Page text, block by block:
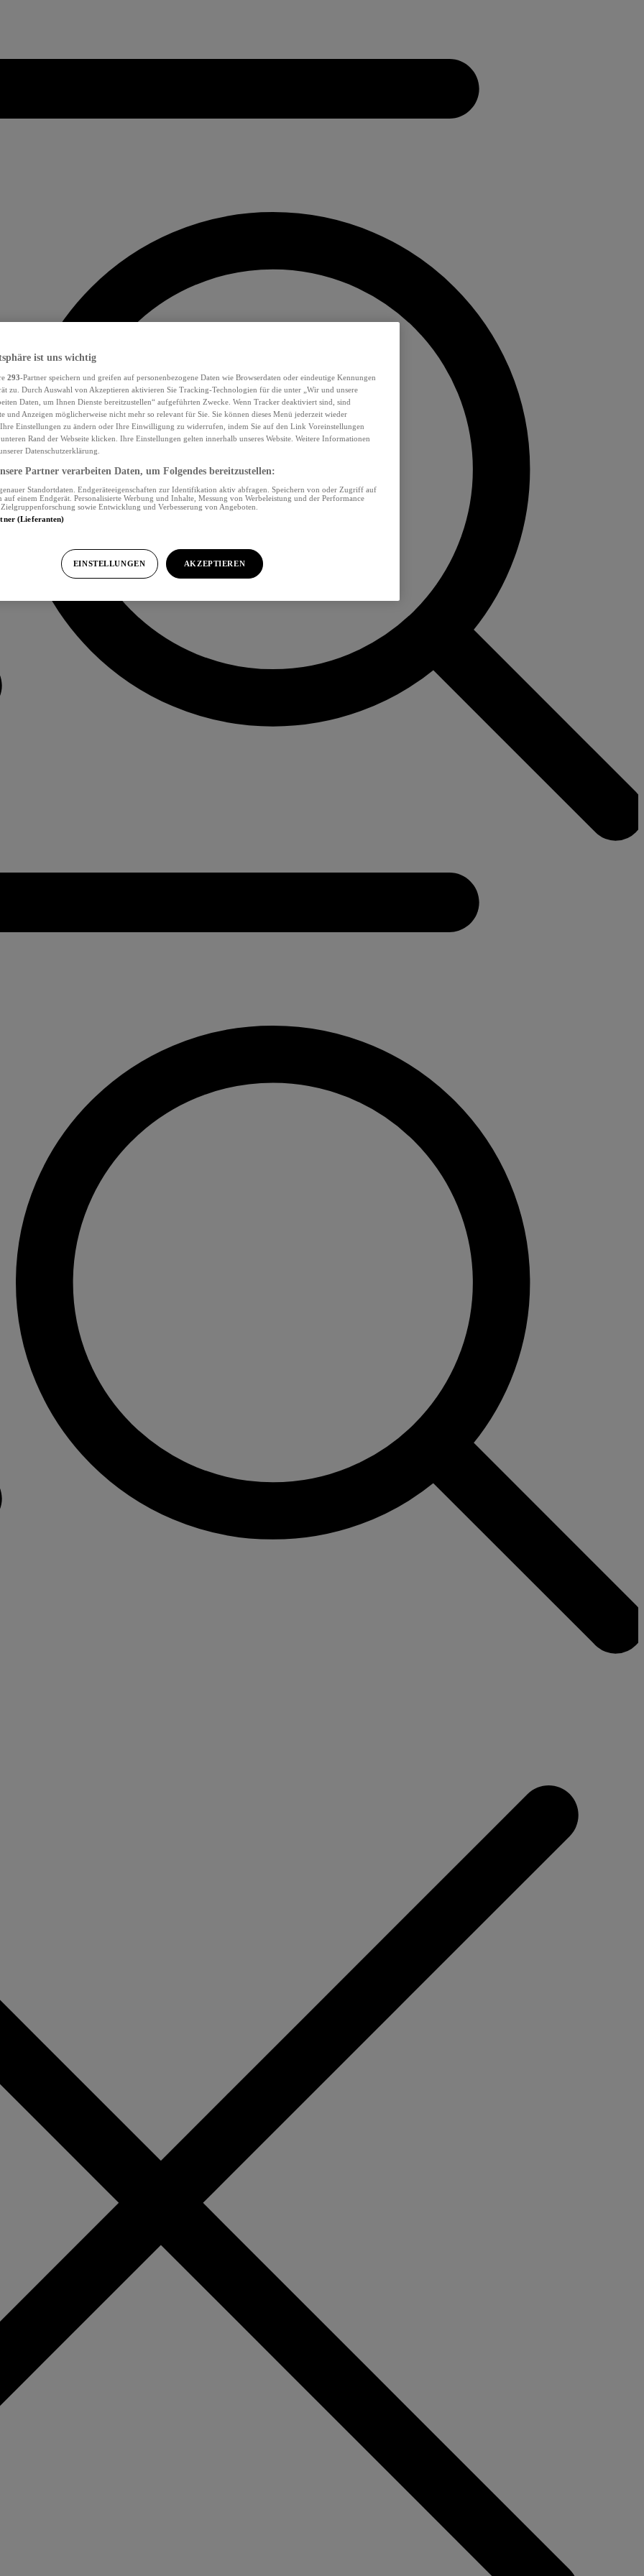
ist uns wichtig
293-Partner speichern und greifen auf personenbezogene Daten wie Browserdaten oder eindeutige Kennungen
zu. Durch Auswahl von Akzeptieren aktivieren Sie Tracking-Technologien für die unter „Wir und unsere
Daten, um Ihnen Dienste bereitzustellen“ aufgeführten Zwecke. Wenn Tracker deaktiviert sind, sind
und Anzeigen möglicherweise nicht mehr so relevant für Sie. Sie können dieses Menü jederzeit wieder
Einstellungen zu ändern oder Ihre Einwilligung zu widerrufen, indem Sie auf den Link Voreinstellungen
Rand der Webseite klicken. Ihre Einstellungen gelten innerhalb unseres Website. Weitere Informationen
Datenschutzerklärung.
Partner verarbeiten Daten, um Folgendes bereitzustellen:
Standortdaten. Endgeräteeigenschaften zur Identifikation aktiv abfragen. Speichern von oder Zugriff auf
einem Endgerät. Personalisierte Werbung und Inhalte, Messung von Werbeleistung und der Performance
sowie Entwicklung und Verbesserung von Angeboten.
(Lieferanten)
EINSTELLUNGEN AKZEPTIEREN